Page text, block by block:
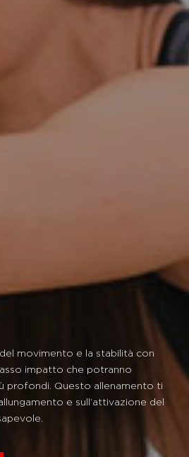
movimento e la stabilità con
impatto che potranno
profondi. Questo allenamento ti
e sull’attivazione del